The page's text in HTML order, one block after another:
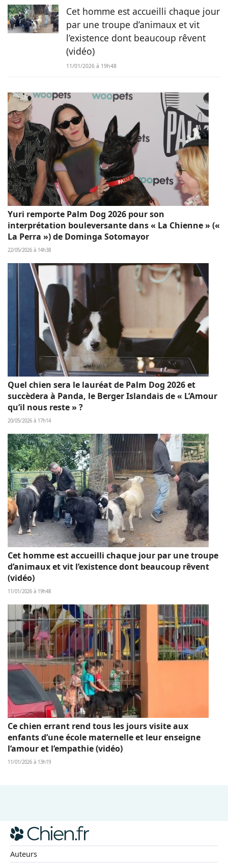
Cet homme est accueilli chaque jour
par une troupe d’animaux et vit
l’existence dont beaucoup rêvent
(vidéo)
11/01/2026 à 19h48
Yuri remporte Palm Dog 2026 pour son
interprétation bouleversante dans « La Chienne » («
La Perra ») de Dominga Sotomayor
22/05/2026 à 14h38
Quel chien sera le lauréat de Palm Dog 2026 et
succèdera à Panda, le Berger Islandais de « L’Amour
qu’il nous reste » ?
20/05/2026 à 17h14
Cet homme est accueilli chaque jour par une troupe
d’animaux et vit l’existence dont beaucoup rêvent
(vidéo)
11/01/2026 à 19h48
Ce chien errant rend tous les jours visite aux
enfants d’une école maternelle et leur enseigne
l’amour et l’empathie (vidéo)
11/01/2026 à 13h19
Auteurs